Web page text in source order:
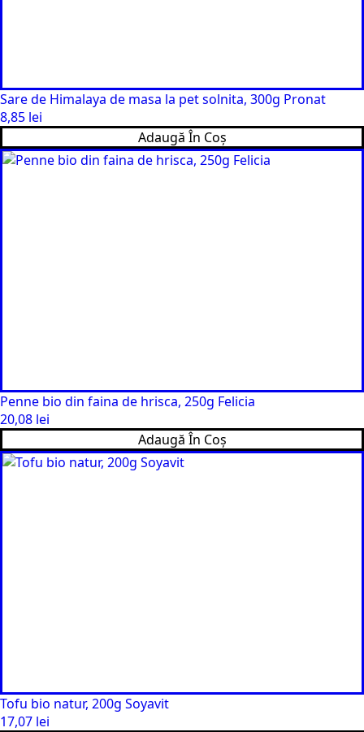
Sare de Himalaya de masa la pet solnita, 300g Pronat
8,85 lei
Adaugă În Coș
Penne bio din faina de hrisca, 250g Felicia
20,08 lei
Adaugă În Coș
Tofu bio natur, 200g Soyavit
17,07 lei